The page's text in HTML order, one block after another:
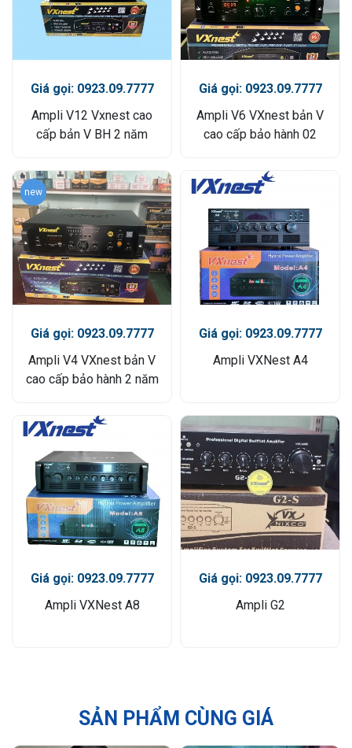
Giá gọi: 0923.09.7777
Ampli V12 Vxnest cao
cấp bản V BH 2 năm
Giá gọi: 0923.09.7777
Ampli V6 VXnest bản V
cao cấp bảo hành 02
new
Giá gọi: 0923.09.7777
Ampli V4 VXnest bản V
cao cấp bảo hành 2 năm
Giá gọi: 0923.09.7777
Ampli VXNest A4
Giá gọi: 0923.09.7777
Ampli VXNest A8
Giá gọi: 0923.09.7777
Ampli G2
SẢN PHẨM CÙNG GIÁ